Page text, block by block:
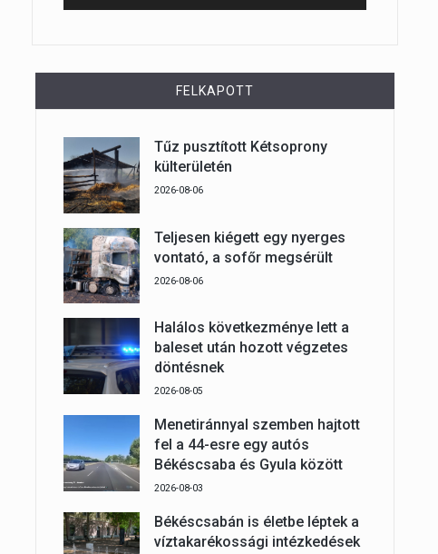
FELKAPOTT
Tűz pusztított Kétsoprony
külterületén
2026-08-06
Teljesen kiégett egy nyerges
vontató, a sofőr megsérült
2026-08-06
Halálos következménye lett a
baleset után hozott végzetes
döntésnek
2026-08-05
Menetiránnyal szemben hajtott
fel a 44-esre egy autós
Békéscsaba és Gyula között
2026-08-03
Békéscsabán is életbe léptek a
víztakarékossági intézkedések